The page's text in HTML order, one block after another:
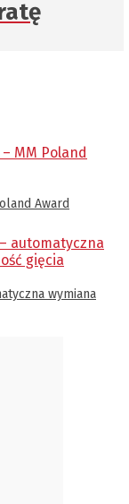
BEST of Industry – MM Poland Award
wymiana